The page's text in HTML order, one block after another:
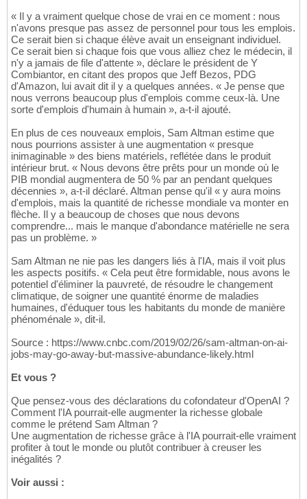
« Il y a vraiment quelque chose de vrai en ce moment : nous
n'avons presque pas assez de personnel pour tous les emplois.
Ce serait bien si chaque élève avait un enseignant individuel.
Ce serait bien si chaque fois que vous alliez chez le médecin, il
n'y a jamais de file d'attente », déclare le président de Y
Combiantor, en citant des propos que Jeff Bezos, PDG
d'Amazon, lui avait dit il y a quelques années. « Je pense que
nous verrons beaucoup plus d'emplois comme ceux-là. Une
sorte d'emplois d'humain à humain », a-t-il ajouté.
En plus de ces nouveaux emplois, Sam Altman estime que
nous pourrions assister à une augmentation « presque
inimaginable » des biens matériels, reflétée dans le produit
intérieur brut. « Nous devons être prêts pour un monde où le
PIB mondial augmentera de 50 % par an pendant quelques
décennies », a-t-il déclaré. Altman pense qu'il « y aura moins
d'emplois, mais la quantité de richesse mondiale va monter en
flèche. Il y a beaucoup de choses que nous devons
comprendre... mais le manque d'abondance matérielle ne sera
pas un problème. »
Sam Altman ne nie pas les dangers liés à l'IA, mais il voit plus
les aspects positifs. « Cela peut être formidable, nous avons le
potentiel d'éliminer la pauvreté, de résoudre le changement
climatique, de soigner une quantité énorme de maladies
humaines, d'éduquer tous les habitants du monde de manière
phénoménale », dit-il.
Source : https://www.cnbc.com/2019/02/26/sam-altman-on-ai-
jobs-may-go-away-but-massive-abundance-likely.html
Et vous ?
Que pensez-vous des déclarations du cofondateur d'OpenAI ?
Comment l'IA pourrait-elle augmenter la richesse globale
comme le prétend Sam Altman ?
Une augmentation de richesse grâce à l'IA pourrait-elle vraiment
profiter à tout le monde ou plutôt contribuer à creuser les
inégalités ?
Voir aussi :